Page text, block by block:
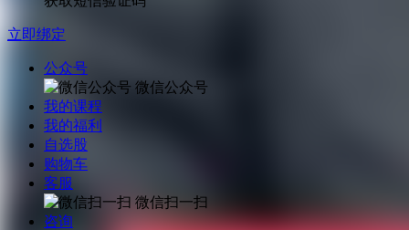
立即绑定
公众号
微信公众号
我的课程
我的福利
自选股
购物车
客服
微信扫一扫
咨询